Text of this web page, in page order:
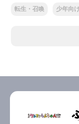
転生・召喚 少年向